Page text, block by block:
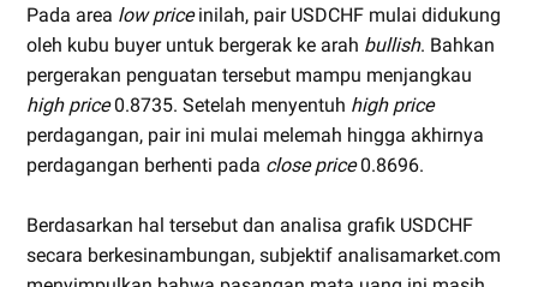
Pada area low priceinilah, pair USDCHF mulai didukung
oleh kubu buyer untuk bergerak ke arah bullish. Bahkan
pergerakan penguatan tersebut mampu menjangkau
high price0.8735. Setelah menyentuh high price
perdagangan, pair ini mulai melemah hingga akhirnya
perdagangan berhenti pada close price0.8696.
Berdasarkan hal tersebut dan analisa grafik USDCHF
secara berkesinambungan, subjektif analisamarket.com